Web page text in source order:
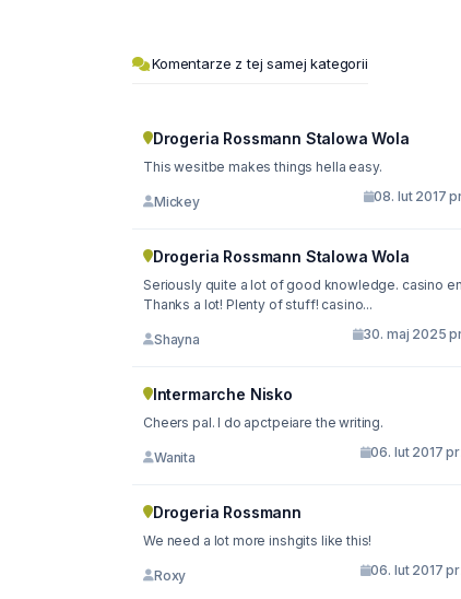
Komentarze z tej samej kategorii
Drogeria Rossmann Stalowa Wola
This wesitbe makes things hella easy.
Mickey 08. lut 2017
Drogeria Rossmann Stalowa Wola
Seriously quite a lot of good knowledge. casino
Thanks a lot! Plenty of stuff! casino...
Shayna 30. maj 2025
Intermarche Nisko
Cheers pal. I do apctpeiare the writing.
Wanita 06. lut 2017
Drogeria Rossmann
We need a lot more inshgits like this!
Roxy 06. lut 2017